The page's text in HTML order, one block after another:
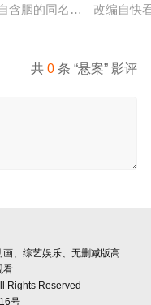
，麦香通过视频向米良
含胭的同名小说，讲述了
改编自快
共0 条 “悬案” 影评
、综艺娱乐、无删减版高
看
Rights Reserved
号